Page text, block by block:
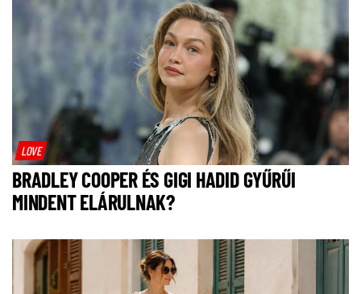
LOVE
BRADLEY COOPER ÉS GIGI HADID GYŰRŰI
MINDENT ELÁRULNAK?